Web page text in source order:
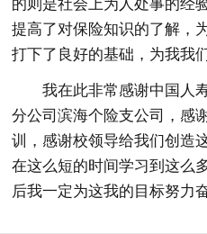
的则是社会上为人处事的经
提高了对保险知识的了解，
打下了良好的基础，为我我
我在此非常感谢中国人
分公司滨海个险支公司，感
训，感谢校领导给我们创造
在这么短的时间学习到这么
后我一定为这我的目标努力